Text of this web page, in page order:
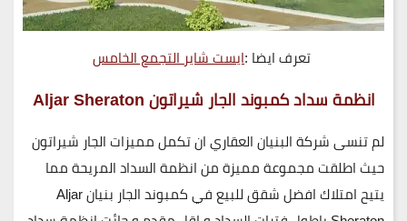
تعرف ايضا :ايست شاير التجمع الخامس
انظمة سداد كمبوند الجار شيراتون Aljar Sheraton
لم تنسى شركة البنيان العقاري ان تكمل مميزات الجار شيراتون
حيث اطلقت مجموعة مميزة من انظمة السداد المريحة مما
يتيح امتلاك افضل شقق للبيع في كمبوند الجار بنيان Aljar